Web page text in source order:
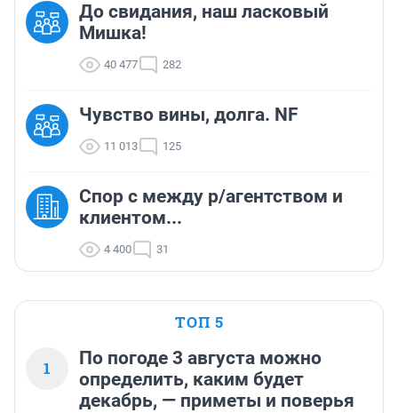
До свидания, наш ласковый
Мишка!
40 477 282
Чувство вины, долга. NF
11 013 125
Спор с между р/агентством и
клиентом...
4 400 31
ТОП 5
1
По погоде 3 августа можно
определить, каким будет
декабрь, — приметы и поверья